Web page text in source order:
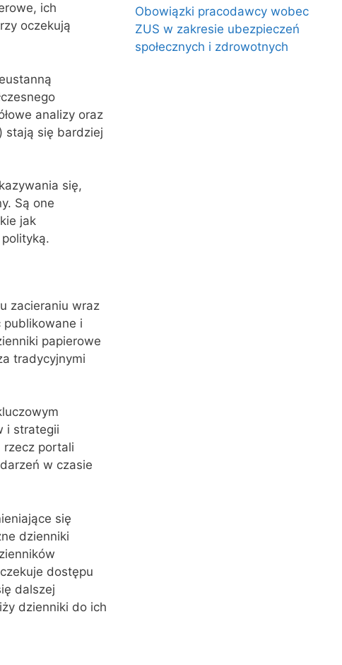
ich
oczekują
analizy oraz
stają się bardziej
się,
Są one
jak
zacieraniu wraz
i
papierowe
tradycyjnymi
i strategii
rzecz portali
w czasie
się
dzienniki
dostępu
dalszej
dzienniki do ich
Obowiązki pracodawcy wobec
ZUS w zakresie ubezpieczeń
społecznych i zdrowotnych